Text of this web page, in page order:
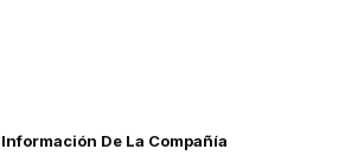
Información De La Compañía